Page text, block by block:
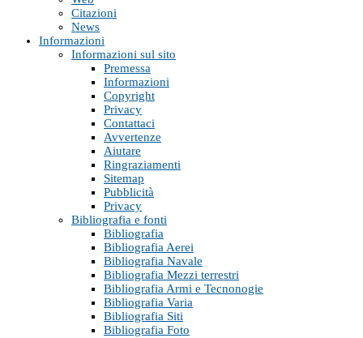
Citazioni
News
Informazioni
Informazioni sul sito
Premessa
Informazioni
Copyright
Privacy
Contattaci
Avvertenze
Aiutare
Ringraziamenti
Sitemap
Pubblicità
Privacy
Bibliografia e fonti
Bibliografia
Bibliografia Aerei
Bibliografia Navale
Bibliografia Mezzi terrestri
Bibliografia Armi e Tecnonogie
Bibliografia Varia
Bibliografia Siti
Bibliografia Foto